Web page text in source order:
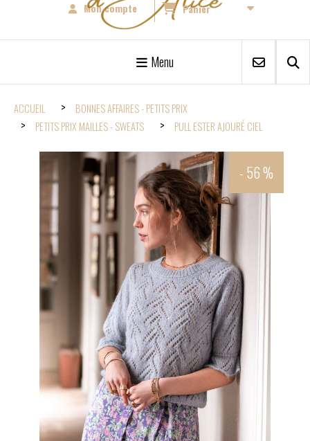
Mon compte Panier
Menu
ACCUEIL
BONNES AFFAIRES - PETITS PRIX
PETITS PRIX MAILLES - SWEATS
PULL ESTER AJOURÉ CIEL
- 56 %